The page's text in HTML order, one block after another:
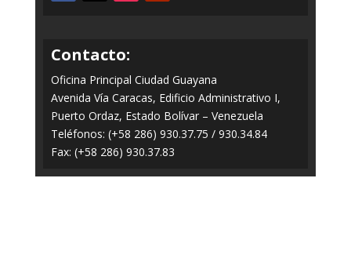
Contacto:
Oficina Principal Ciudad Guayana
Avenida Vía Caracas, Edificio Administrativo I,
Puerto Ordaz, Estado Bolívar – Venezuela
Teléfonos: (+58 286) 930.37.75 / 930.34.84
Fax: (+58 286) 930.37.83